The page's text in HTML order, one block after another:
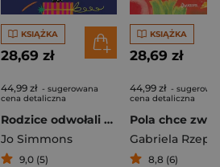
KSIĄŻKA
28,69 zł
44,99 zł - sugerowana
cena detaliczna
Rodzice odwołali moje urodziny
Jo Simmons
9,0 (5)
KSIĄŻKA
28,69 zł
44,99 zł -
cena detaliczna
8,8 (6)